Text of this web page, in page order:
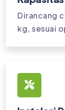
Dirancang
kg, sesuai